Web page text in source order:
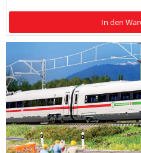
In den